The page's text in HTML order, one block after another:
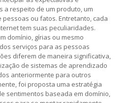
a respeito de um produto, um
pessoas ou fatos. Entretanto, cada
tem suas peculiaridades.
domínio, gírias ou mesmo
serviços para as pessoas
diferem de maneira significativa,
de sistemas de aprendizado
anteriormente para outros
foi proposta uma estratégia
sentimentos baseada em domínio,